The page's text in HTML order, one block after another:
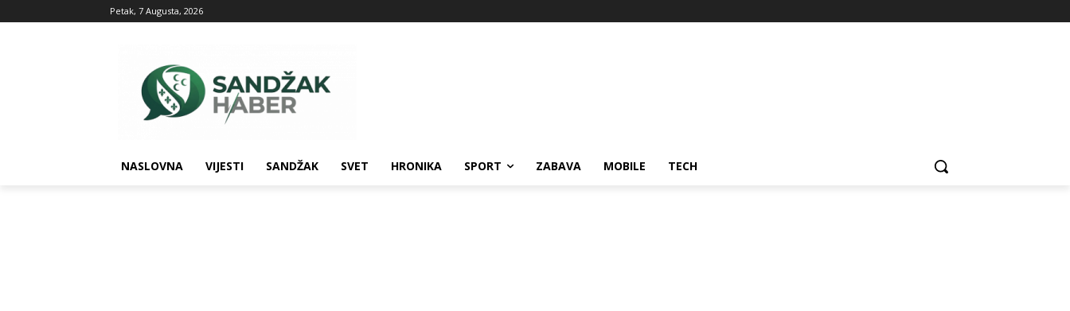
Petak, 7 Augusta, 2026
NASLOVNA VIJESTI SANDŽAK SVET HRONIKA SPORT ZABAVA MOBILE TECH